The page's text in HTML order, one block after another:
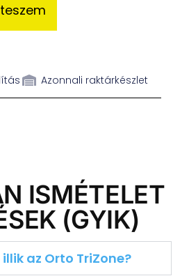
Azonnali raktárkészlet
ISMÉTELET
(GYIK)
az Orto TriZone?